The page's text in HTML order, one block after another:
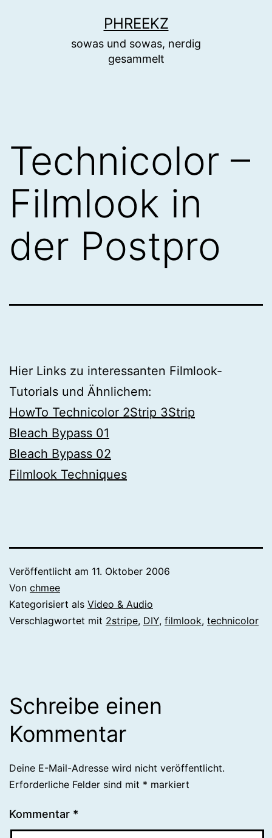
PHREEKZ
sowas und sowas, nerdig
gesammelt
Technicolor –
Filmlook in
der Postpro
Hier Links zu interessanten Filmlook-
Tutorials und Ähnlichem:
HowTo Technicolor 2Strip 3Strip
Bleach Bypass 01
Bleach Bypass 02
Filmlook Techniques
Veröffentlicht am 11. Oktober 2006
Von chmee
Kategorisiert als Video & Audio
Verschlagwortet mit 2stripe, DIY, filmlook, technicolor
Schreibe einen
Kommentar
Deine E-Mail-Adresse wird nicht veröffentlicht.
Erforderliche Felder sind mit * markiert
Kommentar *